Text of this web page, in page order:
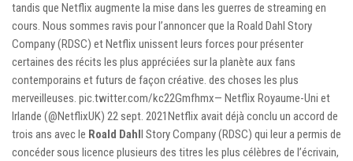
tandis que Netflix augmente la mise dans les guerres de streaming en
cours. Nous sommes ravis pour l’annoncer que la Roald Dahl Story
Company (RDSC) et Netflix unissent leurs forces pour présenter
certaines des récits les plus appréciées sur la planète aux fans
contemporains et futurs de façon créative. des choses les plus
merveilleuses. pic.twitter.com/kc22Gmfhmx— Netflix Royaume-Uni et
Irlande (@NetflixUK) 22 sept. 2021Netflix avait déjà conclu un accord de
trois ans avec le Roald Dahll Story Company (RDSC) qui leur a permis de
concéder sous licence plusieurs des titres les plus célèbres de l’écrivain,